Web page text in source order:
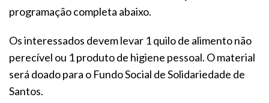
programação completa abaixo.
Os interessados devem levar 1 quilo de alimento não
perecível ou 1 produto de higiene pessoal. O material
será doado para o Fundo Social de Solidariedade de
Santos.